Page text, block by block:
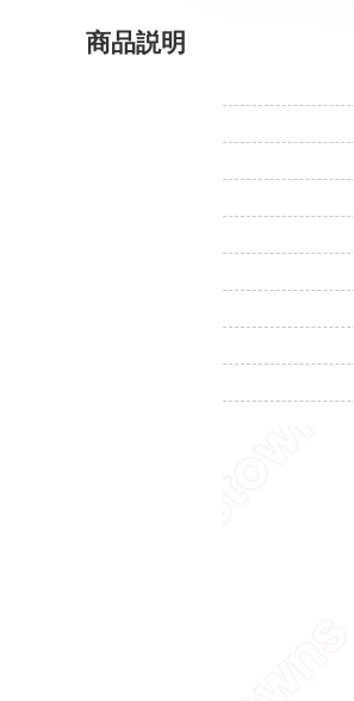
商品説明